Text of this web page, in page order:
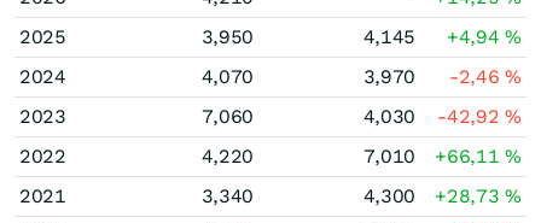
2025
3,950 4,145 +4,94%
2024
4,070 3,970 -2,46%
2023
7,060 4,030 -42,92%
2022
4,220 7,010 +66,11%
2021
3,340 4,300 +28,73%